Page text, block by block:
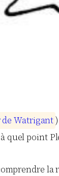
de Watrigant
quel point
la